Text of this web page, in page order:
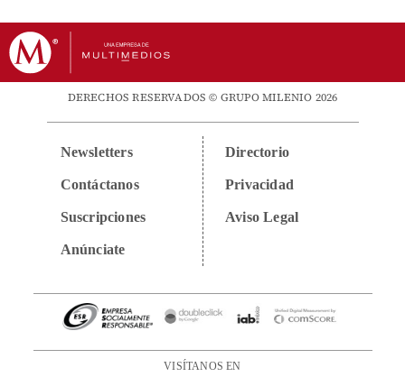
DERECHOS RESERVADOS © GRUPO MILENIO 2026
Newsletters
Contáctanos
Suscripciones
Anúnciate
Directorio
Privacidad
Aviso Legal
VISÍTANOS EN